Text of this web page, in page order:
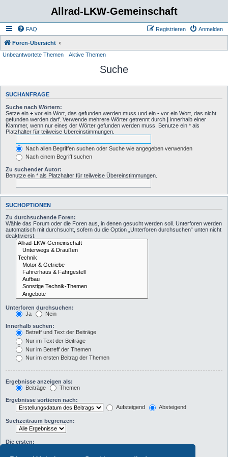
Allrad-LKW-Gemeinschaft
FAQ Anmelden
Registrieren
Foren-Übersicht
Unbeantwortete Themen
Aktive Themen
Suche
SUCHANFRAGE
Suche nach Wörtern:
Setze ein + vor ein Wort, das gefunden werden muss und ein - vor ein Wort, das nicht
gefunden werden darf. Verwende mehrere Wörter getrennt durch | innerhalb einer
Klammer, wenn nur eines der Wörter gefunden werden muss. Benutze ein * als
Platzhalter für teilweise Übereinstimmungen.
Nach allen Begriffen suchen oder Suche wie angegeben verwenden
Nach einem Begriff suchen
Zu suchender Autor:
Benutze ein * als Platzhalter für teilweise Übereinstimmungen.
SUCHOPTIONEN
Zu durchsuchende Foren:
Wähle das Forum oder die Foren aus, in denen gesucht werden soll. Unterforen werden
automatisch mit durchsucht, sofern du die Option „Unterforen durchsuchen“ unten nicht
deaktivierst.
Unterforen durchsuchen:
Ja
Nein
Innerhalb suchen:
Betreff und Text der Beiträge
Nur im Text der Beiträge
Nur im Betreff der Themen
Nur im ersten Beitrag der Themen
Ergebnisse anzeigen als:
Beiträge
Themen
Ergebnisse sortieren nach:
Aufsteigend
Absteigend
Suchzeitraum begrenzen:
Die ersten: